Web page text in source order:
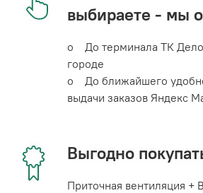
выбираете - мы
o До терминала ТК
городе
o До ближайшего
выдачи заказов Яндекс
Выгодно
Приточная вентиляция +